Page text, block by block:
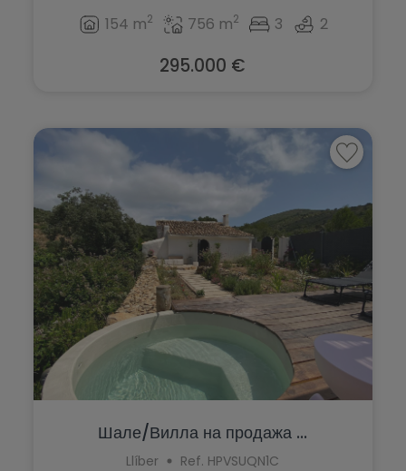
154 m2 756 m2 3 2
295.000 €
Шале/Вилла на продажа ...
Llíber Ref. HPVSUQN1C